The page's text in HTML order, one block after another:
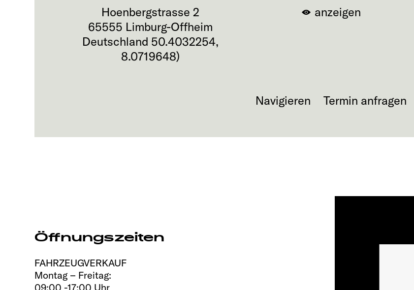
Hoenbergstrasse 2
65555 Limburg-Offheim
Deutschland 50.4032254,
8.0719648)
anzeigen
Navigieren Termin anfragen
Öffnungszeiten
FAHRZEUGVERKAUF
Montag – Freitag:
09:00 -17:00 Uhr